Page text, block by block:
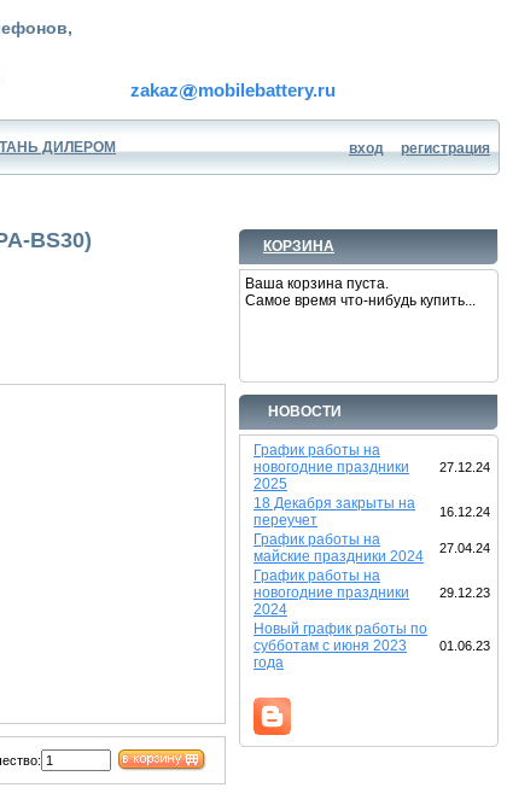
zakaz mobilebattery.ru
ДИЛЕРОМ вход регистрация
КОРЗИНА
Ваша корзина пуста.
Самое время что-нибудь купить...
НОВОСТИ
График работы на
новогодние праздники
2025
27.12.24
18 Декабря закрыты на
переучет
16.12.24
График работы на
майские праздники 2024
27.04.24
График работы на
новогодние праздники
2024
29.12.23
Новый график работы по
субботам с июня 2023
года
01.06.23
BS30)